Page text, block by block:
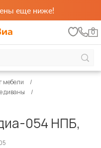
еще ниже!
0
мебели
диваны
054 НПБ,